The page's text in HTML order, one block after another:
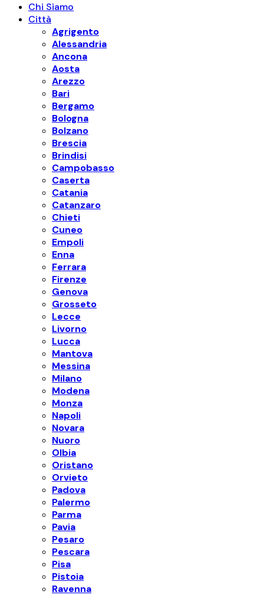
Chi Siamo
Città
Agrigento
Alessandria
Ancona
Aosta
Arezzo
Bari
Bergamo
Bologna
Bolzano
Brescia
Brindisi
Campobasso
Caserta
Catania
Catanzaro
Chieti
Cuneo
Empoli
Enna
Ferrara
Firenze
Genova
Grosseto
Lecce
Livorno
Lucca
Mantova
Messina
Milano
Modena
Monza
Napoli
Novara
Nuoro
Olbia
Oristano
Orvieto
Padova
Palermo
Parma
Pavia
Pesaro
Pescara
Pisa
Pistoia
Ravenna